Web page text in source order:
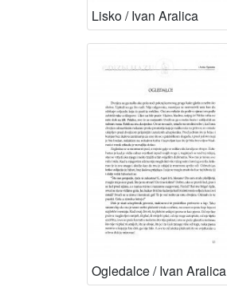
Lisko / Ivan Aralica
Ogledalce / Ivan Aralica